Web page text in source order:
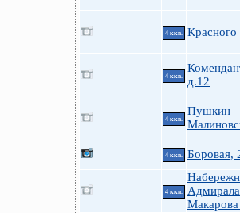
4 ккв.
4 ккв.
д.12
4 ккв.
Пушкин
4 ккв. Боровая,
4 ккв.
Адмирала